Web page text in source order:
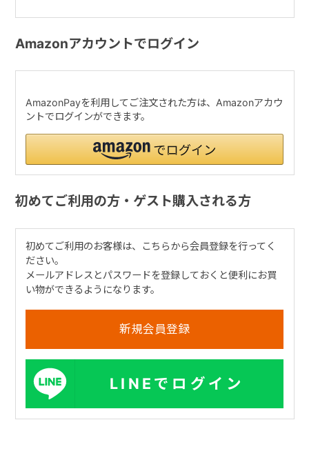
Amazonアカウントでログイン
AmazonPayを利用してご注文された方は、Amazonアカウ
ントでログインができます。
初めてご利用の方・ゲスト購入される方
初めてご利用のお客様は、こちらから会員登録を行ってく
ださい。
メールアドレスとパスワードを登録しておくと便利にお買
い物ができるようになります。
LINEでログイン